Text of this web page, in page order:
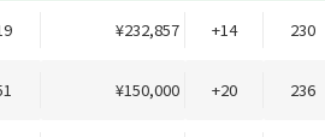
¥232,857 +14 230
¥150,000 +20 236